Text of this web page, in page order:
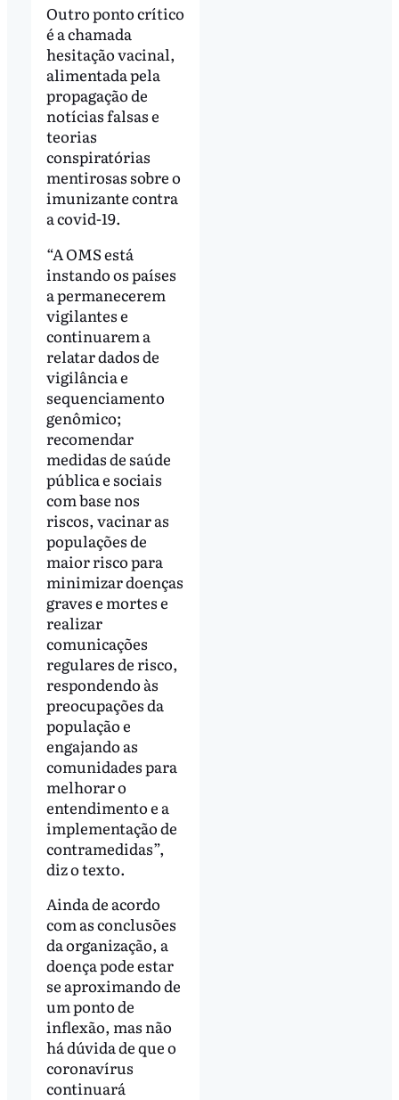
Outro ponto crítico
é a chamada
hesitação vacinal,
alimentada pela
propagação de
notícias falsas e
teorias
conspiratórias
mentirosas sobre o
imunizante contra
a covid-19.
“A OMS está
instando os países
a permanecerem
vigilantes e
continuarem a
relatar dados de
vigilância e
sequenciamento
genômico;
recomendar
medidas de saúde
pública e sociais
com base nos
riscos, vacinar as
populações de
maior risco para
minimizar doenças
graves e mortes e
realizar
comunicações
regulares de risco,
respondendo às
preocupações da
população e
engajando as
comunidades para
melhorar o
entendimento e a
implementação de
contramedidas”,
diz o texto.
Ainda de acordo
com as conclusões
da organização, a
doença pode estar
se aproximando de
um ponto de
inflexão, mas não
há dúvida de que o
coronavírus
continuará